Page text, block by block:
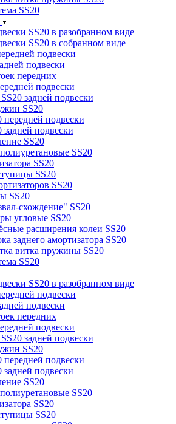
SS20
SS20 в разобранном виде
SS20 в собранном виде
подвески
подвески
передних
подвески
задней подвески
SS20
подвески
подвески
SS20
SS20
SS20
SS20
SS20
SS20
схождение" SS20
угловые SS20
расширения колеи SS20
заднего амортизатора SS20
витка пружины SS20
SS20
SS20 в разобранном виде
подвески
подвески
передних
подвески
задней подвески
SS20
подвески
подвески
SS20
SS20
SS20
SS20